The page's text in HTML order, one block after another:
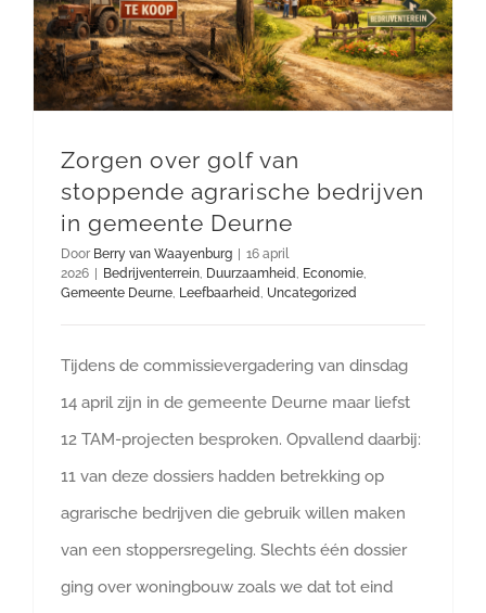
Zorgen over golf van
stoppende agrarische bedrijven
in gemeente Deurne
Door Berry van Waayenburg
16 april
2026
Bedrijventerrein, Duurzaamheid, Economie,
Gemeente Deurne, Leefbaarheid, Uncategorized
Tijdens de commissievergadering van dinsdag
14 april zijn in de gemeente Deurne maar liefst
12 TAM-projecten besproken. Opvallend daarbij:
11 van deze dossiers hadden betrekking op
agrarische bedrijven die gebruik willen maken
van een stoppersregeling. Slechts één dossier
ging over woningbouw zoals we dat tot eind